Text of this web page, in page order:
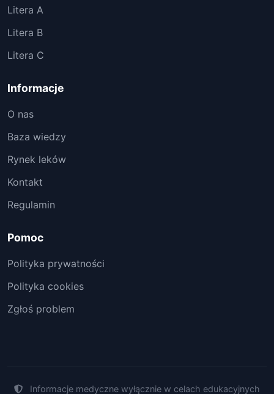
Litera A
Litera B
Litera C
Informacje
O nas
Baza wiedzy
Rynek leków
Kontakt
Regulamin
Pomoc
Polityka prywatności
Polityka cookies
Zgłoś problem
Informacje medyczne wyłącznie w celach edukacyjnych